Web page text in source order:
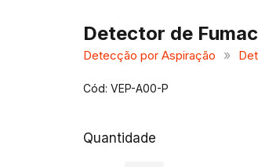
Detector de
Detecção por Aspiração »
Cód: VEP-A00-P
Quantidade